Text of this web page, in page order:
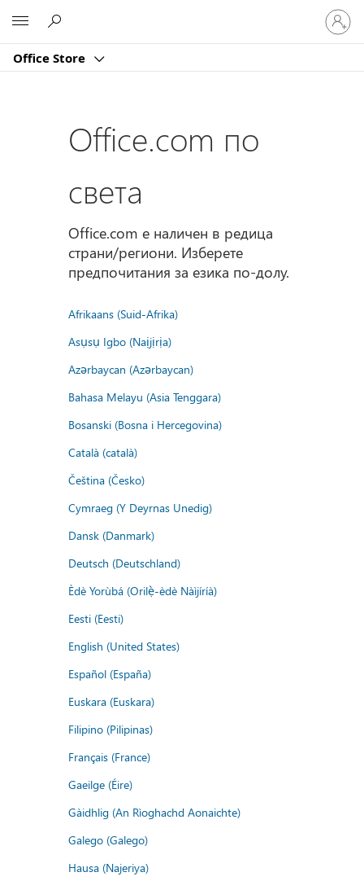
Office Store
Влезте
във
вашия
Office.com по
света
Office.com е наличен в редица
страни/региони. Изберете
предпочитания за езика по-долу.
Afrikaans (Suid-Afrika)
Asụsụ Igbo (Naịjịrịa)
Azərbaycan (Azərbaycan)
Bahasa Melayu (Asia Tenggara)
Bosanski (Bosna i Hercegovina)
Català (català)
Čeština (Česko)
Cymraeg (Y Deyrnas Unedig)
Dansk (Danmark)
Deutsch (Deutschland)
Èdè Yorùbá (Orilẹ̀-èdè Nàìjíríà)
Eesti (Eesti)
English (United States)
Español (España)
Euskara (Euskara)
Filipino (Pilipinas)
Français (France)
Gaeilge (Éire)
Gàidhlig (An Rìoghachd Aonaichte)
Galego (Galego)
Hausa (Najeriya)